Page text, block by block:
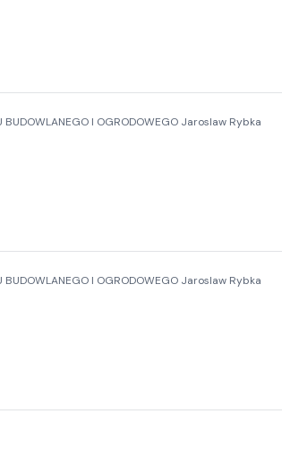
BUDOWLANEGO I OGRODOWEGO Jaroslaw Rybka
BUDOWLANEGO I OGRODOWEGO Jaroslaw Rybka